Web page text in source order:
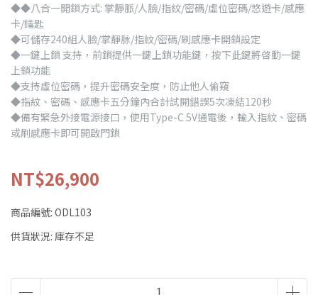
◆◆八合一開鎖方式: 掌靜脈/人臉/指紋/密碼/虛位密碼/悠遊卡/感應
卡/鑰匙
◆可儲存240組人臉/掌靜脉/指紋/密碼/刷感應卡開鎖設定
◆一鍵上鎖 支持，前鎖提供一鍵上鎖功能鍵，按下此鍵將啓動一鍵
上鎖功能
◆支持虛位密碼，提升密碼安全度，防止他人偷窺
◆指紋、密碼、感應卡五分鐘內合計試開錯誤5次凍結120秒
◆備有緊急外接電源接口，使用Type-C 5V通電後，輸入指紋、密碼
或刷感應卡即可開啟門鎖
NT$26,900
商品編號: ODL103
供貨狀況: 庫存不足